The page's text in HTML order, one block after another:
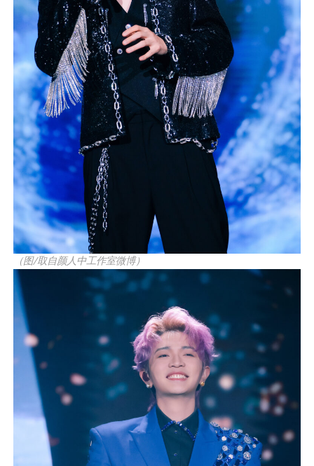
（图/取自颜人中工作室微博）